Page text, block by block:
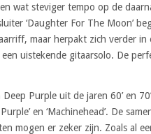
wat steviger tempo op de
‘Daughter For The Moon’
maar herpakt zich verder in
uistekende gitaarsolo. De
Purple uit de jaren 60’ en
en ‘Machinehead’. De
mogen er zeker zijn. Zoals al